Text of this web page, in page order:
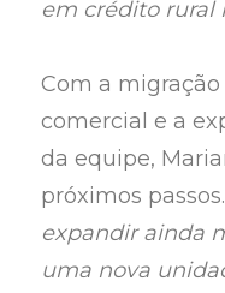
em crédito rural
Com a
comercial e a
da equipe,
próximos passos.
expandir ainda
uma nova